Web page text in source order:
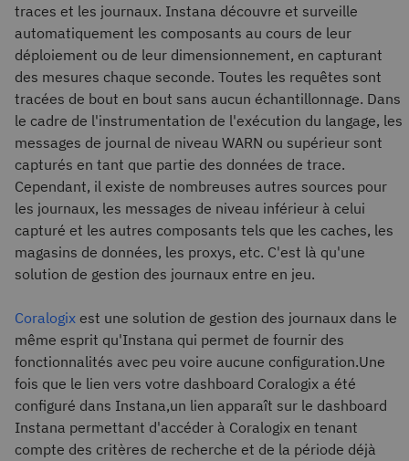
traces et les journaux. Instana découvre et surveille
automatiquement les composants au cours de leur
déploiement ou de leur dimensionnement, en capturant
des mesures chaque seconde. Toutes les requêtes sont
tracées de bout en bout sans aucun échantillonnage. Dans
le cadre de l'instrumentation de l'exécution du langage, les
messages de journal de niveau WARN ou supérieur sont
capturés en tant que partie des données de trace.
Cependant, il existe de nombreuses autres sources pour
les journaux, les messages de niveau inférieur à celui
capturé et les autres composants tels que les caches, les
magasins de données, les proxys, etc. C'est là qu'une
solution de gestion des journaux entre en jeu.
Coralogix est une solution de gestion des journaux dans le
même esprit qu'Instana qui permet de fournir des
fonctionnalités avec peu voire aucune configuration.Une
fois que le lien vers votre dashboard Coralogix a été
configuré dans Instana,un lien apparaît sur le dashboard
Instana permettant d'accéder à Coralogix en tenant
compte des critères de recherche et de la période déjà